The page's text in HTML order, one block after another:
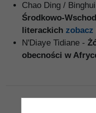
Chao Ding /
Środkowo-
literackich zobacz
N'Diaye Tidiane -
obecności w